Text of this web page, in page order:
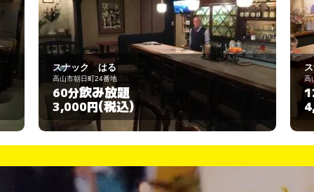
スナック 華彩
高山市朝日町24-1
4,000円